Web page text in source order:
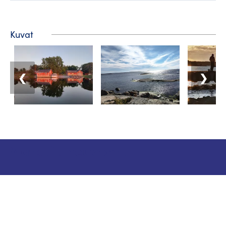
Kuvat
❮ ❯